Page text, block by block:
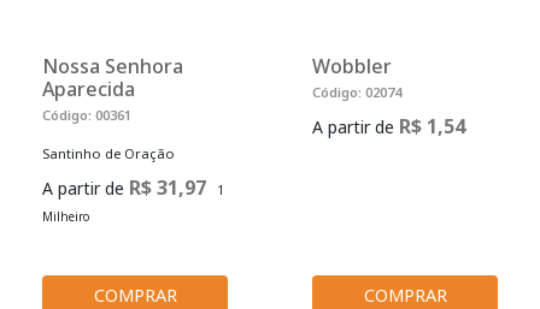
Nossa Senhora
Aparecida
Código: 00361
Santinho de Oração
A partir de R$ 31,97
1
Milheiro
COMPRAR
Wobbler
Código: 02074
A partir de R$ 1,54
COMPRAR